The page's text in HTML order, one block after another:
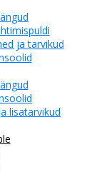
ja tarvikud
lisatarvikud